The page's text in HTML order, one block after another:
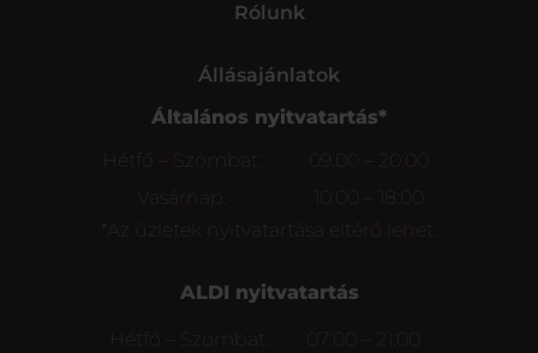
Rólunk
Állásajánlatok
Általános nyitvatartás*
Hétfő – Szombat:
09:00 – 20:00
Vasárnap:
*Az üzletek nyitvatartása eltérő lehet.
ALDI nyitvatartás
Hétfő – Szombat:
07:00 – 21:00